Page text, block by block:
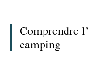
Comprendre
camping